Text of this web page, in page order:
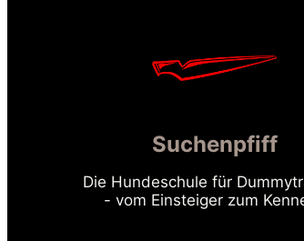
Suchenpfiff
Die Hundeschule für
- vom Einsteiger zum